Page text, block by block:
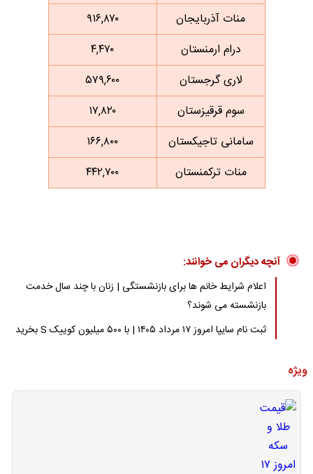
منات آذربایجان
۹۱۶,۸۷۰
درام ارمنستان
۴,۴۷۰
لاری گرجستان
۵۷۹,۶۰۰
سوم قرقیزستان
۱۷,۸۲۰
سامانی تاجیکستان
۱۶۶,۸۰۰
منات ترکمنستان
۴۴۲,۷۰۰
آنچه دیگران می خوانند:
اعلام شرایط خانم ها برای بازنشستگی | زنان با چند سال خدمت
بازنشسته می شوند؟
ثبت نام سایپا امروز ۱۷ مرداد ۱۴۰۵ | با ۵۰۰ میلیون کوییک S بخرید
ویژه